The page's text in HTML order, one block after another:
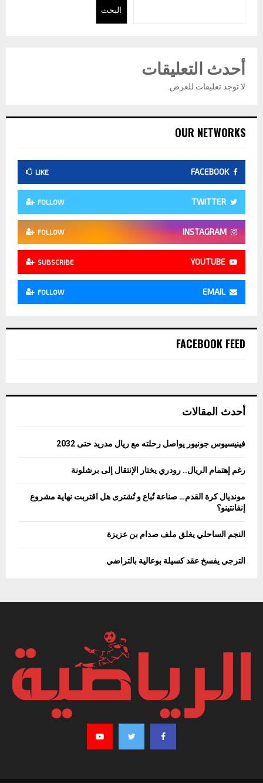
البحث
أحدث التعليقات
لا توجد تعليقات للعرض.
OUR NETWORKS
FACEBOOK
LIKE
TWITTER
FOLLOW
INSTAGRAM
FOLLOW
YOUTUBE
SUBSCRIBE
EMAIL
FOLLOW
FACEBOOK FEED
أحدث المقالات
فينيسيوس جونيور يواصل رحلته مع ريال مدريد حتى 2032
رغم إهتمام الريال.. رودري يختار الإنتقال إلى برشلونة
مونديال كرة القدم… صناعة تُباع و تُشترى هل اقتربت نهاية مشروع
إنفانتينو؟
النجم الساحلي يغلق ملف صدام بن عزيزة
الترجي يفسخ عقد كسيلة بوعالية بالتراضي